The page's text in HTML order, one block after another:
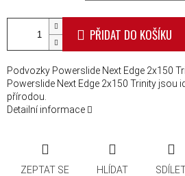
PŘIDAT DO KOŠÍKU
Podvozky Powerslide Next Edge 2x150
Powerslide Next Edge 2x150 Trinity jsou
přírodou.
Detailní informace
ZEPTAT SE HLÍDAT